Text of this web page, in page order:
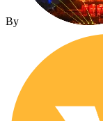
By